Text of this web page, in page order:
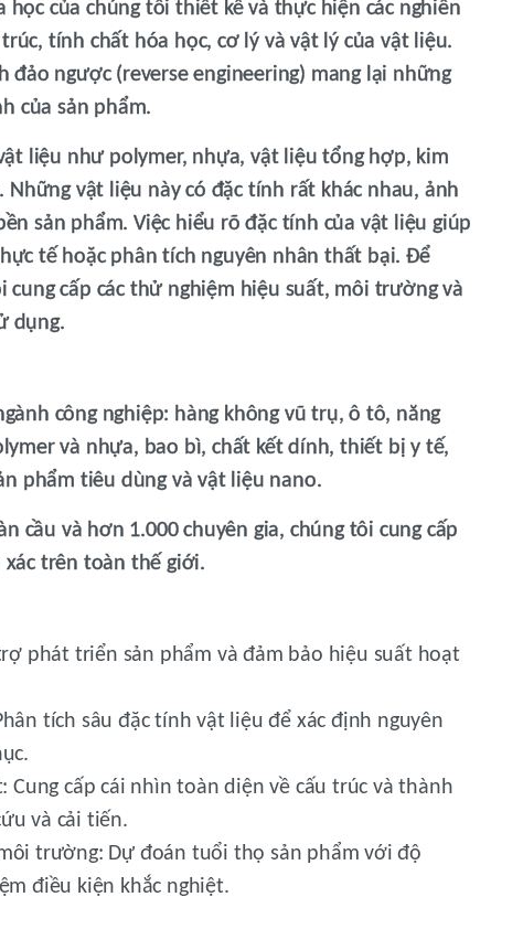
của chúng tôi thiết kế và thực hiện các nghiên
tính chất hóa học, cơ lý và vật lý của vật liệu.
đảo ngược (reverse engineering) mang lại những
của sản phẩm.
liệu như polymer, nhựa, vật liệu tổng hợp, kim
vật liệu này có đặc tính rất khác nhau, ảnh
sản phẩm. Việc hiểu rõ đặc tính của vật liệu giúp
tế hoặc phân tích nguyên nhân thất bại. Để
cấp các thử nghiệm hiệu suất, môi trường và
dụng.
công nghiệp: hàng không vũ trụ, ô tô, năng
và nhựa, bao bì, chất kết dính, thiết bị y tế,
phẩm tiêu dùng và vật liệu nano.
cầu và hơn 1.000 chuyên gia, chúng tôi cung cấp
trên toàn thế giới.
phát triển sản phẩm và đảm bảo hiệu suất hoạt
tích sâu đặc tính vật liệu để xác định nguyên
Cung cấp cái nhìn toàn diện về cấu trúc và thành
và cải tiến.
trường: Dự đoán tuổi thọ sản phẩm với độ
điều kiện khắc nghiệt.